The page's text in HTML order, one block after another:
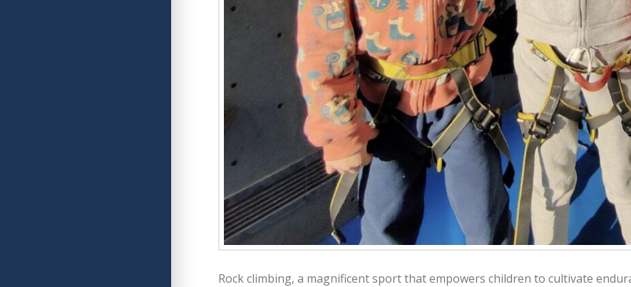
Rock climbing, a magnificent sport that empowers children to cultivate